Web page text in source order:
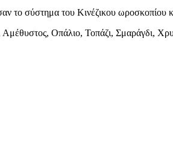
το σύστημα του Κινέζικου ωροσκοπίου
Οπάλιο, Τοπάζι, Σμαράγδι,